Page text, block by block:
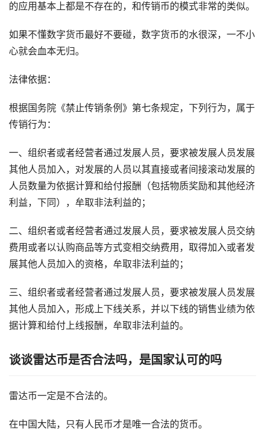
的应用基本上都是不存在的，和传销币的模式非常的类似。
如果不懂数字货币最好不要碰，数字货币的水很深，一不小
心就会血本无归。
法律依据：
根据国务院《禁止传销条例》第七条规定，下列行为，属于
传销行为：
一、组织者或者经营者通过发展人员，要求被发展人员发展
其他人员加入，对发展的人员以其直接或者间接滚动发展的
人员数量为依据计算和给付报酬（包括物质奖励和其他经济
利益，下同），牟取非法利益的；
二、组织者或者经营者通过发展人员，要求被发展人员交纳
费用或者以认购商品等方式变相交纳费用，取得加入或者发
展其他人员加入的资格，牟取非法利益的；
三、组织者或者经营者通过发展人员，要求被发展人员发展
其他人员加入，形成上下线关系，并以下线的销售业绩为依
据计算和给付上线报酬，牟取非法利益的。
谈谈雷达币是否合法吗，是国家认可的吗
雷达币一定是不合法的。
在中国大陆，只有人民币才是唯一合法的货币。